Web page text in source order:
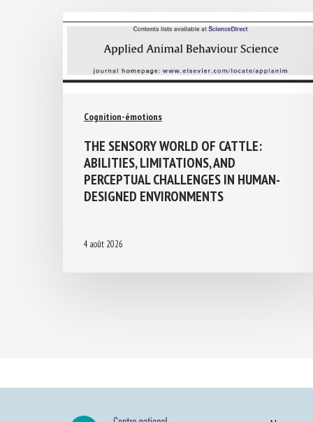
Cognition-émotions
THE SENSORY WORLD OF CATTLE:
ABILITIES, LIMITATIONS, AND
PERCEPTUAL CHALLENGES IN HUMAN-
DESIGNED ENVIRONMENTS
4 août 2026